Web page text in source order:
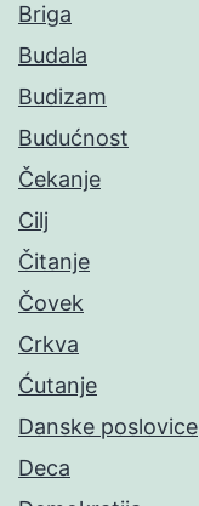
Briga
Budala
Budizam
Budućnost
Čekanje
Cilj
Čitanje
Čovek
Crkva
Ćutanje
Danske poslovice
Deca